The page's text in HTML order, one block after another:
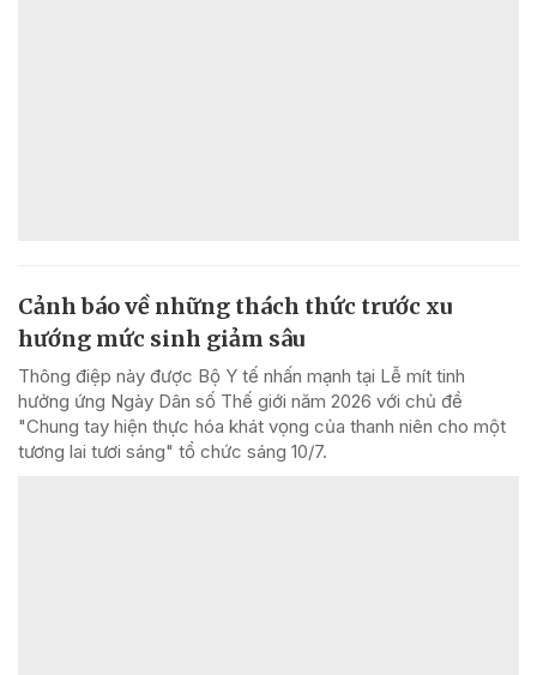
Cảnh báo về những thách thức trước xu
hướng mức sinh giảm sâu
Thông điệp này được Bộ Y tế nhấn mạnh tại Lễ mít tinh
hưởng ứng Ngày Dân số Thế giới năm 2026 với chủ đề
"Chung tay hiện thực hóa khát vọng của thanh niên cho một
tương lai tươi sáng" tổ chức sáng 10/7.